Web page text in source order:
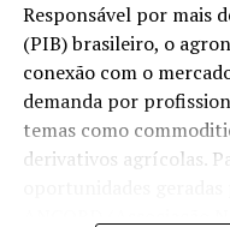
ACIP Mulher.
Responsável por mais
(PIB) brasileiro, o
conexão com o
demanda por
temas como
derivativos agrícolas.